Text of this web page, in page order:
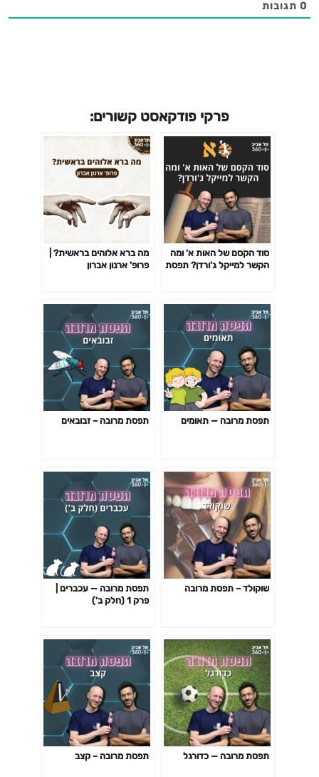
0 תגובות
פרקי פודקאסט קשורים:
סוד הקסם של האות א' ומה
הקשר למייקל ג'ורדן? תפסת
מה ברא אלוהים בראשית? |
פרופ' ארנון אברון
תפסת מרובה — תאומים תפסת מרובה – זבובאים
שוקולד – תפסת מרובה
תפסת מרובה — עכברים |
פרק 1 (חלק ב')
תפסת מרובה — כדורגל תפסת מרובה – קצב